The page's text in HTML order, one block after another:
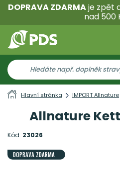
DOPRAVA ZDARMAje zpět
nad 500
Hlavní stránka IMPORT Allnature
Allnature
Kód: 23026
DOPRAVA ZDARMA